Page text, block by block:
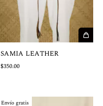
SAMIA LEATHER
$350.00
Envío gratis